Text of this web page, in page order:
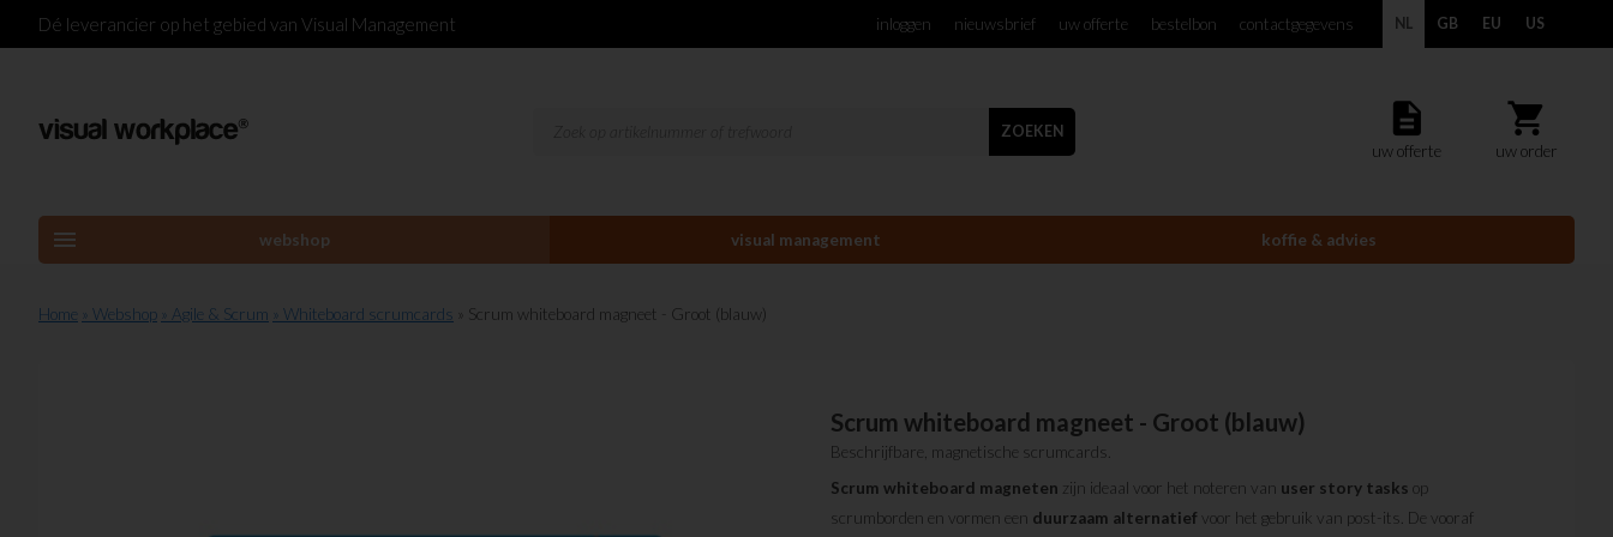
Dé leverancier op het gebied van Visual Management NL GB EU US
inloggen nieuwsbrief uw offerte bestelbon contactgegevens
description
uw offerte
shopping_cart
uw order
ZOEKEN
menu webshop visual management koffie & advies
Home » Webshop » Agile & Scrum » Whiteboard scrumcards » Scrum whiteboard magneet - Groot (blauw)
Scrum whiteboard magneet - Groot (blauw)
Beschrijfbare, magnetische scrumcards.
Scrum whiteboard magneten zijn ideaal voor het noteren van user story tasks op
scrumborden en vormen een duurzaam alternatief voor het gebruik van post-its. De vooraf